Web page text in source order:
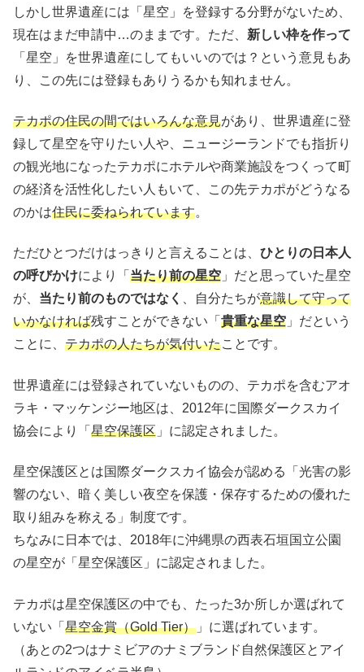
しかし世界遺産には「星空」を登録する分野がないため、
現在はまだ申請中…のままです。ただ、 新しい枠を作って
「星空」を世界遺産にしてもいいのでは？という意見もあ
り、この先には登録もありうるかも知れません。
テカポの住民の間ではいろんな意見があり、世界遺産に登
録して星空を守りたい人や、ニュージーランドでも指折り
の観光地になったテカポにホテルや商業施設をつくって町
の経済を活性化したい人もいて、この先テカポがどうなる
のかは住民に委ねられています。
ただひとつだけはっきりと言えることは、 ひとりの日本人
の呼びかけにより「 当たり前の星空 」だと思っていた星空
が、 当たり前のものではなく 、自分たちが意識して守って
いかなければ残すことができない「 貴重な星空 」だという
ことに、 テカポの人たちが気付いたことです。
世界遺産には登録されていないものの、テカポを含むアオ
ラキ・マッケンジー地区は、2012年に国際ダークスカイ
協会により「 星空保護区 」に認定されました。
星空保護区とは国際ダークスカイ協会が認める「光害の影
響のない、暗く美しい夜空を保護・保存するための優れた
取り組みを称える」制度です。
ちなみに日本では、2018年に沖縄県の西表石垣国立公園
の星空が「星空保護区」に認定されました。
テカポは星空保護区の中でも、たった3か所しか選ばれて
いない「 星空金賞（Gold Tier） 」に選ばれています。
（あとの2つはナミビアのナミブランド自然保護区とアイ